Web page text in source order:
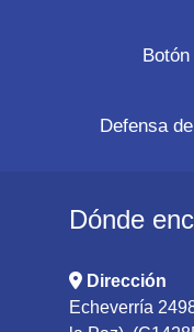
Defensa
Dónde
Dirección
Echeverría